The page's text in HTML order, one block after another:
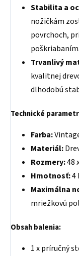
Stabilita a
nožičkám
povrchoch,
poškriabaním.
Trvanlivý
kvalitnej
dlhodobú
Technické
Farba:
Materiál:
Rozmery:48
Hmotnosť:4
Maximálna
mriežkovú
Obsah balenia:
1 x príručný